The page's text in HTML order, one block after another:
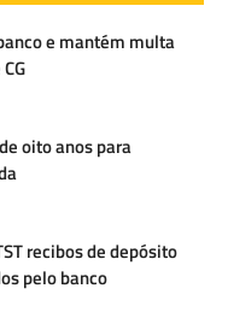
e mantém multa
oito anos para
recibos de depósito
pelo banco